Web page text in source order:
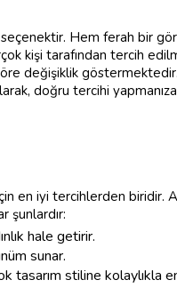
Hem ferah bir
kişi tarafından tercih
değişiklik
doğru tercihi yapmanıza
en iyi tercihlerden biridir.
şunlardır:
hale getirir.
sunar.
tasarım stiline kolaylıkla